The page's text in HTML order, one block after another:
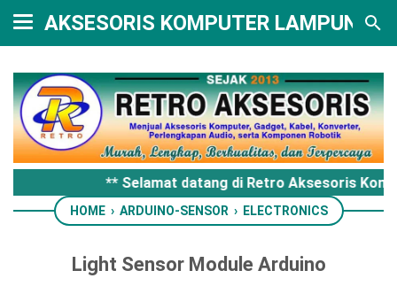
AKSESORIS KOMPUTER LAMPUNG
** Selamat datang di Retro Aksesoris
HOME › ARDUINO-SENSOR › ELECTRONICS
Light Sensor Module Arduino